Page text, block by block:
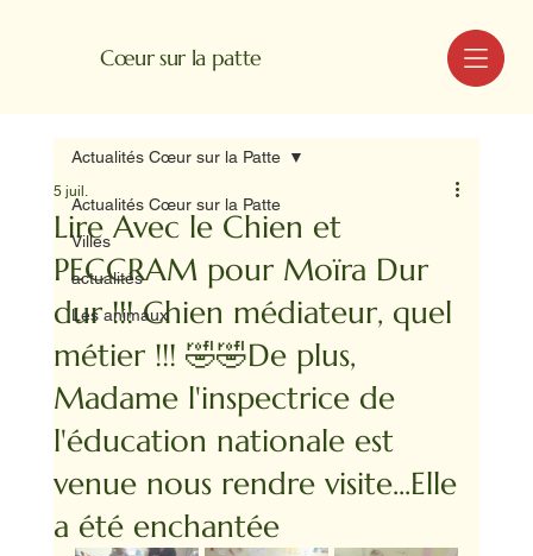
Cœur sur la patte MENU
Actualités Cœur sur la Patte
Villes
actualités
Les animaux
Actualités Cœur sur la Patte
Lire Avec le Chien et
PECCRAM pour Moïra Dur
dur !!! Chien médiateur, quel
métier !!! 🤣🤣De plus,
Madame l'inspectrice de
l'éducation nationale est
venue nous rendre visite...Elle
a été enchantée
5 juil.